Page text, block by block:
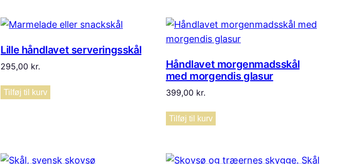
Lille håndlavet serveringsskål
295,00 kr.
Tilføj til kurv
Håndlavet morgenmadsskål
med morgendis glasur
399,00 kr.
Tilføj til kurv